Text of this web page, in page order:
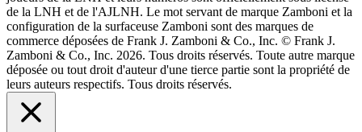
de la LNH et de l'AJLNH. Le mot servant de marque Zamboni et la
configuration de la surfaceuse Zamboni sont des marques de
commerce déposées de Frank J. Zamboni & Co., Inc. © Frank J.
Zamboni & Co., Inc. 2026. Tous droits réservés. Toute autre marque
déposée ou tout droit d'auteur d'une tierce partie sont la propriété de
leurs auteurs respectifs. Tous droits réservés.